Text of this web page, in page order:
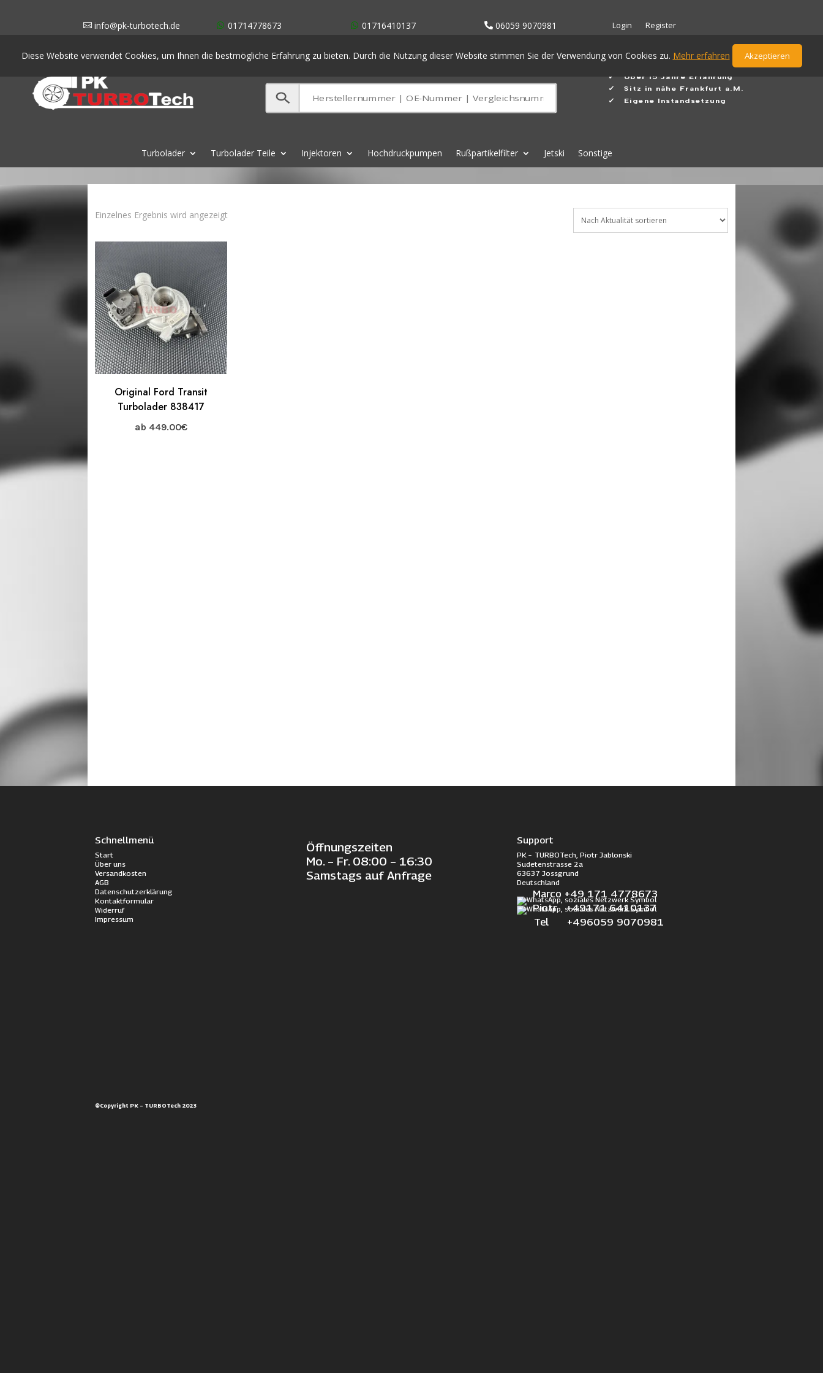
info@pk-turbotech.de
Diese Website verwendet Cookies, um Ihnen die bestmögliche Erfahrung zu bieten. Durch die Nutzung dieser Website stimmen Sie der Verwendung von Cookies zu. Mehr erfahren Akzeptieren
01714778673 01716410137 06059 9070981 Login Register
✓ Über 15 Jahre Erfahrung
✓Sitz in nähe Frankfurt a.M.
✓ Eigene Instandsetzung
Turbolader Turbolader Teile Injektoren Hochdruckpumpen Rußpartikelfilter Jetski Sonstige
Einzelnes Ergebnis wird angezeigt
Original Ford Transit
Turbolader 838417
ab 449.00€
Schnellmenü
Start
Über uns
Versandkosten
AGB
Datenschutzerklärung
Kontaktformular
Widerruf
Impressum
Öffnungszeiten
Mo. – Fr. 08:00 – 16:30
Samstags auf Anfrage
Support
PK – TURBOTech, Piotr Jablonski
Sudetenstrasse 2a
63637 Jossgrund
Deutschland
Marco +49 171 4778673
Piotr +49171 6410137
Tel +496059 9070981
©Copyright PK – TURBOTech 2023